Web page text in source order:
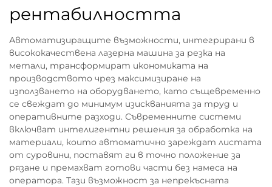
рентабилността
Автоматизиращите възможности, интегрирани в
висококачествена лазерна машина за резка на
метали, трансформират икономиката на
производството чрез максимизиране на
използването на оборудването, като същевременно
се свеждат до минимум изискванията за труд и
оперативните разходи. Съвременните системи
включват интелигентни решения за обработка на
материали, които автоматично зареждат листата
от суровини, поставят ги в точно положение за
рязане и премахват готови части без намеса на
оператора. Тази възможност за непрекъсната